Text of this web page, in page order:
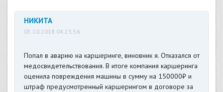
НИКИТА
05.10.2018 04:23:56
Попал в аварию на каршеринге, виновник я. Отказался от
медосвидетельствования. В итоге компания каршеринга
оценила повреждения машины в сумму на 150000₽ и
штраф предусмотренный каршерингом в договоре за